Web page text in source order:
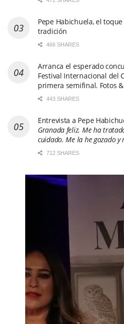
Pepe Habichuela, el
tradición
466 SHARES
Arranca el esperado
Festival Internacional del
primera semifinal. Fotos
443 SHARES
Entrevista a Pepe
Granada feliz. Me ha
cuidado. Me la he gozado y
712 SHARES